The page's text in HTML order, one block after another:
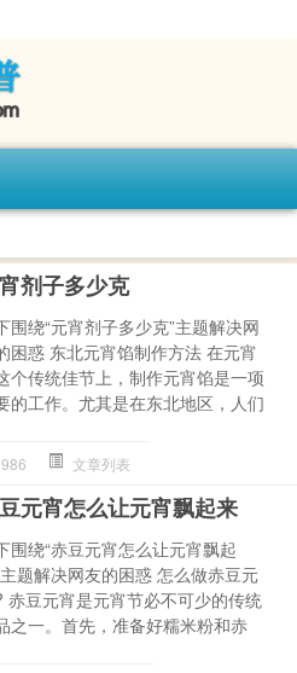
剂子多少克
围绕“元宵剂子多少克”主题解决网
困惑 东北元宵馅制作方法 在元宵
个传统佳节上，制作元宵馅是一项
的工作。尤其是在东北地区，人们
986 文章列表
元宵怎么让元宵飘起来
围绕“赤豆元宵怎么让元宵飘起
题解决网友的困惑 怎么做赤豆元
赤豆元宵是元宵节必不可少的传统
之一。首先，准备好糯米粉和赤